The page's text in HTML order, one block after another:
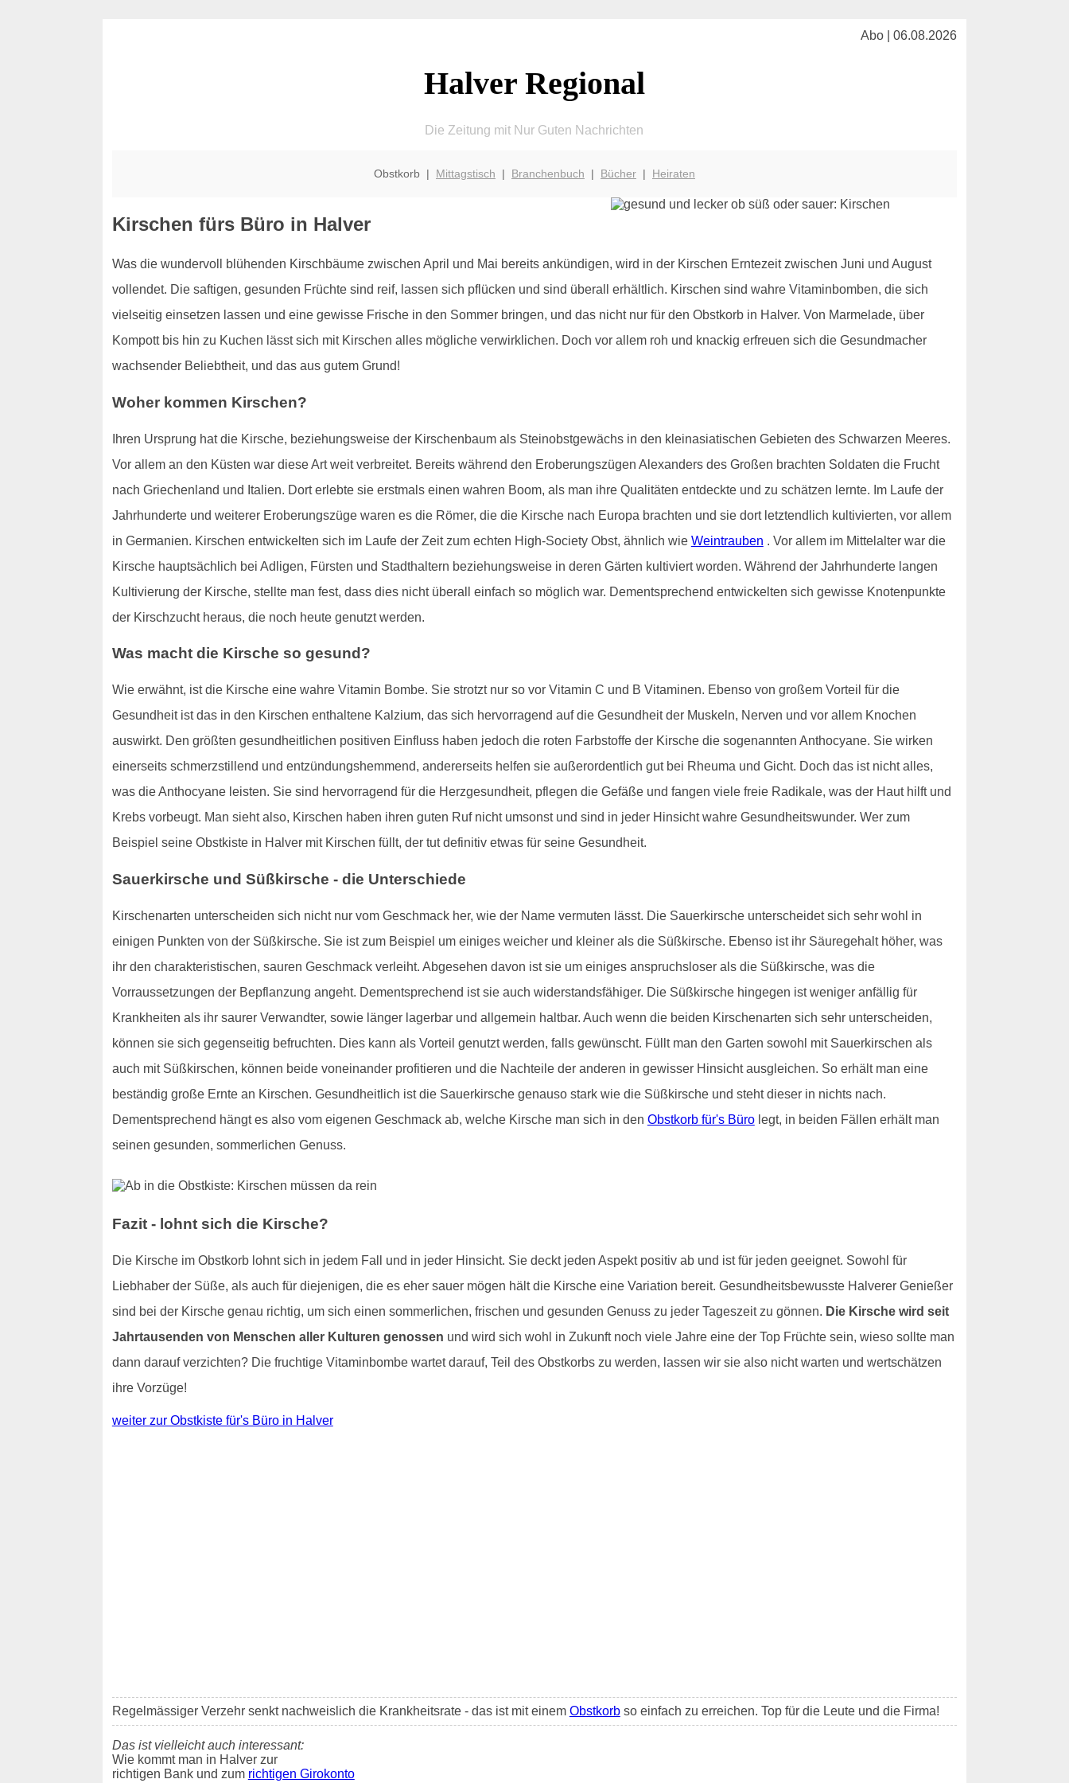
Abo | 06.08.2026
Halver Regional
Die Zeitung mit Nur Guten Nachrichten
Obstkorb | Mittagstisch | Branchenbuch | Bücher| Heiraten
Kirschen fürs Büro in Halver
Was die wundervoll blühenden Kirschbäume zwischen April und Mai bereits ankündigen, wird in der Kirschen Erntezeit zwischen Juni und August
vollendet. Die saftigen, gesunden Früchte sind reif, lassen sich pflücken und sind überall erhältlich. Kirschen sind wahre Vitaminbomben, die sich
vielseitig einsetzen lassen und eine gewisse Frische in den Sommer bringen, und das nicht nur für den Obstkorb in Halver. Von Marmelade, über
Kompott bis hin zu Kuchen lässt sich mit Kirschen alles mögliche verwirklichen. Doch vor allem roh und knackig erfreuen sich die Gesundmacher
wachsender Beliebtheit, und das aus gutem Grund!
Woher kommen Kirschen?
Ihren Ursprung hat die Kirsche, beziehungsweise der Kirschenbaum als Steinobstgewächs in den kleinasiatischen Gebieten des Schwarzen Meeres.
Vor allem an den Küsten war diese Art weit verbreitet. Bereits während den Eroberungszügen Alexanders des Großen brachten Soldaten die Frucht
nach Griechenland und Italien. Dort erlebte sie erstmals einen wahren Boom, als man ihre Qualitäten entdeckte und zu schätzen lernte. Im Laufe der
Jahrhunderte und weiterer Eroberungszüge waren es die Römer, die die Kirsche nach Europa brachten und sie dort letztendlich kultivierten, vor allem
in Germanien. Kirschen entwickelten sich im Laufe der Zeit zum echten High-Society Obst, ähnlich wie Weintrauben . Vor allem im Mittelalter war die
Kirsche hauptsächlich bei Adligen, Fürsten und Stadthaltern beziehungsweise in deren Gärten kultiviert worden. Während der Jahrhunderte langen
Kultivierung der Kirsche, stellte man fest, dass dies nicht überall einfach so möglich war. Dementsprechend entwickelten sich gewisse Knotenpunkte
der Kirschzucht heraus, die noch heute genutzt werden.
Was macht die Kirsche so gesund?
Wie erwähnt, ist die Kirsche eine wahre Vitamin Bombe. Sie strotzt nur so vor Vitamin C und B Vitaminen. Ebenso von großem Vorteil für die
Gesundheit ist das in den Kirschen enthaltene Kalzium, das sich hervorragend auf die Gesundheit der Muskeln, Nerven und vor allem Knochen
auswirkt. Den größten gesundheitlichen positiven Einfluss haben jedoch die roten Farbstoffe der Kirsche die sogenannten Anthocyane. Sie wirken
einerseits schmerzstillend und entzündungshemmend, andererseits helfen sie außerordentlich gut bei Rheuma und Gicht. Doch das ist nicht alles,
was die Anthocyane leisten. Sie sind hervorragend für die Herzgesundheit, pflegen die Gefäße und fangen viele freie Radikale, was der Haut hilft und
Krebs vorbeugt. Man sieht also, Kirschen haben ihren guten Ruf nicht umsonst und sind in jeder Hinsicht wahre Gesundheitswunder. Wer zum
Beispiel seine Obstkiste in Halver mit Kirschen füllt, der tut definitiv etwas für seine Gesundheit.
Sauerkirsche und Süßkirsche - die Unterschiede
Kirschenarten unterscheiden sich nicht nur vom Geschmack her, wie der Name vermuten lässt. Die Sauerkirsche unterscheidet sich sehr wohl in
einigen Punkten von der Süßkirsche. Sie ist zum Beispiel um einiges weicher und kleiner als die Süßkirsche. Ebenso ist ihr Säuregehalt höher, was
ihr den charakteristischen, sauren Geschmack verleiht. Abgesehen davon ist sie um einiges anspruchsloser als die Süßkirsche, was die
Vorraussetzungen der Bepflanzung angeht. Dementsprechend ist sie auch widerstandsfähiger. Die Süßkirsche hingegen ist weniger anfällig für
Krankheiten als ihr saurer Verwandter, sowie länger lagerbar und allgemein haltbar. Auch wenn die beiden Kirschenarten sich sehr unterscheiden,
können sie sich gegenseitig befruchten. Dies kann als Vorteil genutzt werden, falls gewünscht. Füllt man den Garten sowohl mit Sauerkirschen als
auch mit Süßkirschen, können beide voneinander profitieren und die Nachteile der anderen in gewisser Hinsicht ausgleichen. So erhält man eine
beständig große Ernte an Kirschen. Gesundheitlich ist die Sauerkirsche genauso stark wie die Süßkirsche und steht dieser in nichts nach.
Dementsprechend hängt es also vom eigenen Geschmack ab, welche Kirsche man sich in den Obstkorb für's Bürolegt, in beiden Fällen erhält man
seinen gesunden, sommerlichen Genuss.
Fazit - lohnt sich die Kirsche?
Die Kirsche im Obstkorb lohnt sich in jedem Fall und in jeder Hinsicht. Sie deckt jeden Aspekt positiv ab und ist für jeden geeignet. Sowohl für
Liebhaber der Süße, als auch für diejenigen, die es eher sauer mögen hält die Kirsche eine Variation bereit. Gesundheitsbewusste Halverer Genießer
sind bei der Kirsche genau richtig, um sich einen sommerlichen, frischen und gesunden Genuss zu jeder Tageszeit zu gönnen. Die Kirsche wird seit
Jahrtausenden von Menschen aller Kulturen genossen und wird sich wohl in Zukunft noch viele Jahre eine der Top Früchte sein, wieso sollte man
dann darauf verzichten? Die fruchtige Vitaminbombe wartet darauf, Teil des Obstkorbs zu werden, lassen wir sie also nicht warten und wertschätzen
ihre Vorzüge!
weiter zur Obstkiste für's Büro in Halver
Regelmässiger Verzehr senkt nachweislich die Krankheitsrate - das ist mit einem Obstkorbso einfach zu erreichen. Top für die Leute und die Firma!
Das ist vielleicht auch interessant:
Wie kommt man in Halver zur
richtigen Bank und zum richtigen Girokonto